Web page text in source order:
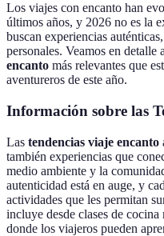
Los viajes con encanto han
últimos años, y 2026 no es la
buscan experiencias
personales. Veamos en detalle
encanto más relevantes que
aventureros de este año.
Información sobre las
Las tendencias viaje encanto
también experiencias que
medio ambiente y la
autenticidad está en auge, y
actividades que les permitan
incluye desde clases de cocina
donde los viajeros pueden